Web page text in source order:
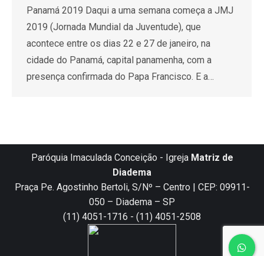
Panamá 2019 Daqui a uma semana começa a JMJ
2019 (Jornada Mundial da Juventude), que
acontece entre os dias 22 e 27 de janeiro, na
cidade do Panamá, capital panamenha, com a
presença confirmada do Papa Francisco. E a…
Paróquia Imaculada Conceição - Igreja Matriz de
Diadema
Praça Pe. Agostinho Bertoli, S/Nº – Centro | CEP: 09911-
050 – Diadema – SP
(11) 4051-1716 - (11) 4051-2508